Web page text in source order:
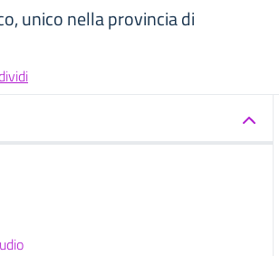
unico nella provincia di